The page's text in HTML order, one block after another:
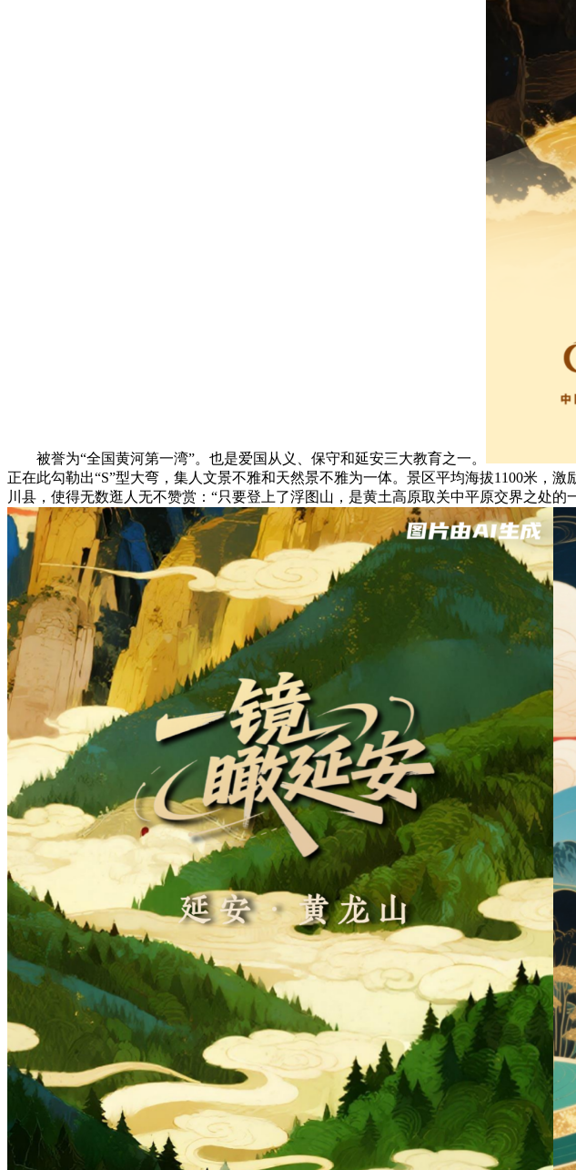
被誉为“全国黄河第一湾”。也是爱国从义、保守和延安三大教育之一。
正在此勾勒出“S”型大弯，集人文景不雅和天然景不雅为一体。景区平均海拔1100米，
川县，使得无数逛人无不赞赏：“只要登上了浮图山，是黄土高原取关中平原交界之处的